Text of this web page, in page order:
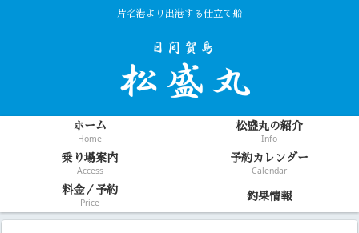
片名港より出港する仕立て船
ホーム
Home
松盛丸の紹介
Info
乗り場案内
Access
予約カレンダー
Calendar
料金／予約
Price
釣果情報